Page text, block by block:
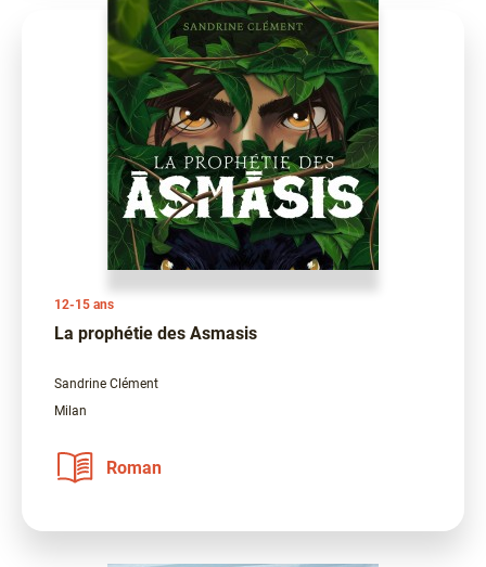
12-15 ans
La prophétie des Asmasis
Sandrine Clément
Milan
Roman